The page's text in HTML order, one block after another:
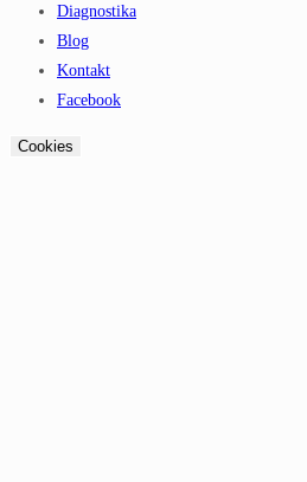
Diagnostika
Blog
Kontakt
Facebook
Cookies